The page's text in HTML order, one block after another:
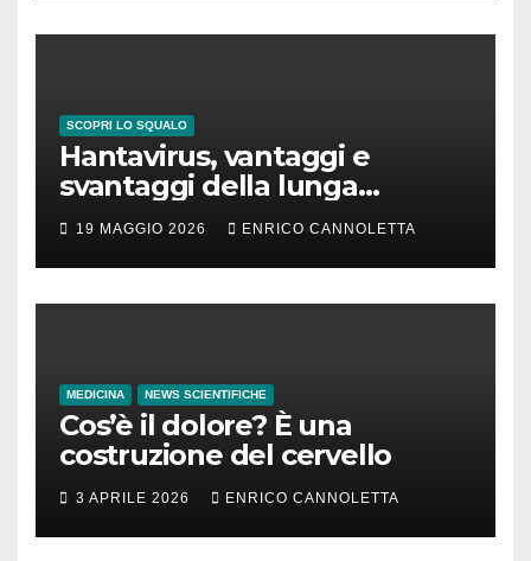
SCOPRI LO SQUALO
Hantavirus, vantaggi e
svantaggi della lunga
incubazione
19 MAGGIO 2026 ENRICO CANNOLETTA
MEDICINA NEWS SCIENTIFICHE
Cos’è il dolore? È una
costruzione del cervello
3 APRILE 2026 ENRICO CANNOLETTA